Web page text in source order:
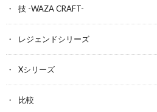
技 -WAZA CRAFT-
レジェンドシリーズ
Xシリーズ
比較